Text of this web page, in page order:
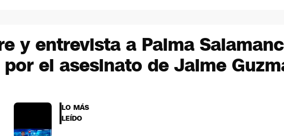
y entrevista a Palma
el asesinato de Jaime
LO MÁS
LEÍDO